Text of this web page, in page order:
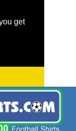
get